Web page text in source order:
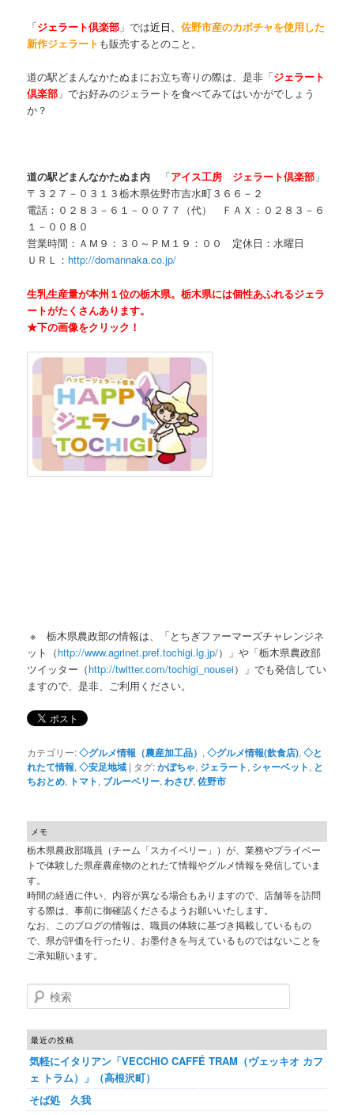
「ジェラート倶楽部 」では近日、佐野市産のカボチャを使用した
新作ジェラート も販売するとのこと。
道の駅どまんなかたぬまにお立ち寄りの際は、是非「ジェラート
倶楽部 」でお好みのジェラートを食べてみてはいかがでしょう
か？
道の駅どまんなかたぬま内 「アイス工房 ジェラート倶楽部 」
〒３２７－０３１３栃木県佐野市吉水町３６６－２
電話：０２８３－６１－００７７（代） ＦＡＸ：０２８３－６
１－００８０
営業時間：ＡＭ９：３０～ＰＭ１９：００ 定休日：水曜日
ＵＲＬ： http://domannaka.co.jp/
生乳生産量が本州１位の栃木県。栃木県には個性あふれるジェラ
ートがたくさんあります。
★下の画像をクリック！
※ 栃木県農政部の情報は、「とちぎファーマーズチャレンジネ
ット（http://www.agrinet.pref.tochigi.lg.jp/）」や「栃木県農政部
ツイッター（http://twitter.com/tochigi_nousei）」でも発信してい
ますので、是非、ご利用ください。
カテゴリー:◇グルメ情報（農産加工品） ,◇グルメ情報(飲食店),◇と
れたて情報,◇安足地域 | タグ:かぼちゃ, ジェラート, シャーベット, と
ちおとめ, トマト, ブルーベリー, わさび,佐野市
メモ
栃木県農政部職員（チーム「スカイベリー」）が、業務やプライベー
トで体験した県産農産物のとれたて情報やグルメ情報を発信していま
す。
時間の経過に伴い、内容が異なる場合もありますので、店舗等を訪問
する際は、事前に御確認くださるようお願いいたします。
なお、このブログの情報は、職員の体験に基づき掲載しているもの
で、県が評価を行ったり、お墨付きを与えているものではないことを
ご承知願います。
検索
最近の投稿
気軽にイタリアン「VECCHIO CAFFÉ TRAM（ヴェッキオ カフ
ェ トラム）」（高根沢町）
そば処 久我